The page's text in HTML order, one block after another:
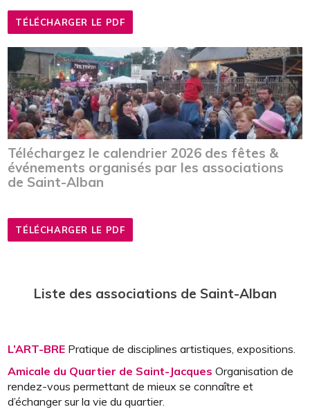
TÉLÉCHARGER LE PDF
Téléchargez le calendrier 2026 des fêtes &
événements organisés par les associations
de Saint-Alban
TÉLÉCHARGER LE PDF
Liste des associations de Saint-Alban
L’ART-BRE Pratique de disciplines artistiques, expositions.
Amicale du Quartier de Saint-Jacques Organisation de
rendez-vous permettant de mieux se connaître et
d’échanger sur la vie du quartier.